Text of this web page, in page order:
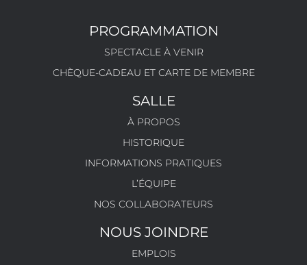
PROGRAMMATION
SPECTACLE À VENIR
CHÈQUE-CADEAU ET CARTE DE MEMBRE
SALLE
À PROPOS
HISTORIQUE
INFORMATIONS PRATIQUES
L’ÉQUIPE
NOS COLLABORATEURS
NOUS JOINDRE
EMPLOIS